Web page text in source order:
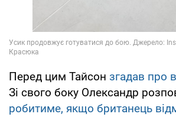
Перед цим Тайсон згадав про
Зі свого боку Олександр
робитиме, якщо британець